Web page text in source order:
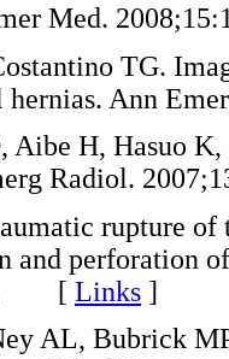
Med.
TG.
hernias. Ann
Aibe H, Hasuo
Radiol.
rupture
and perforation
1. [ Links ]
AL, Bubrick